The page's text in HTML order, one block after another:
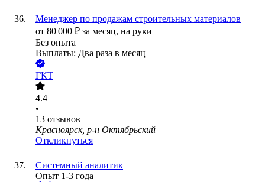
Менеджер по продажам строительных материалов
от 80 000 ₽ за месяц, на руки
Без опыта
Выплаты: Два раза в месяц
ГКТ
4.4
•
13 отзывов
Красноярск, р-н Октябрьский
Откликнуться
Системный аналитик
Опыт 1-3 года